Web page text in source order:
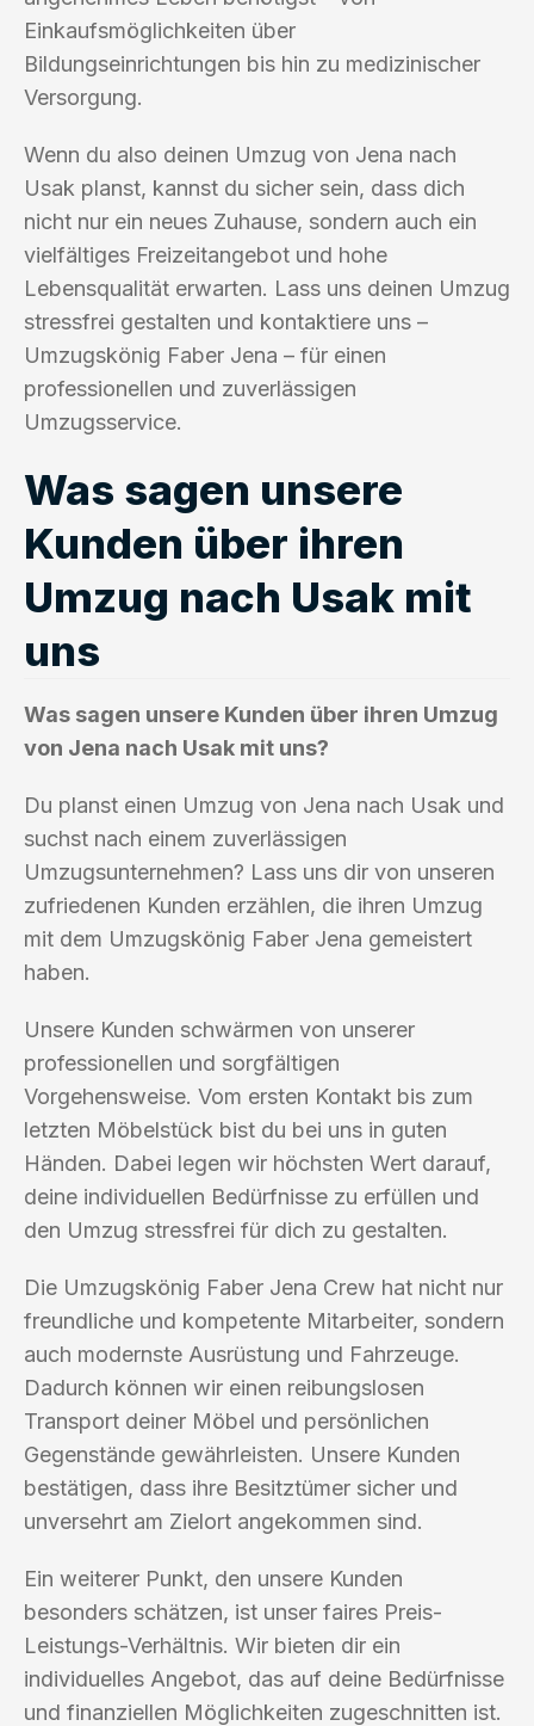
Einkaufsmöglichkeiten über
Bildungseinrichtungen bis hin zu medizinischer
Versorgung.
Wenn du also deinen Umzug von Jena nach
Usak planst, kannst du sicher sein, dass dich
nicht nur ein neues Zuhause, sondern auch ein
vielfältiges Freizeitangebot und hohe
Lebensqualität erwarten. Lass uns deinen Umzug
stressfrei gestalten und kontaktiere uns –
Umzugskönig Faber Jena – für einen
professionellen und zuverlässigen
Umzugsservice.
Was sagen unsere
Kunden über ihren
Umzug nach Usak mit
uns
Was sagen unsere Kunden über ihren Umzug
von Jena nach Usak mit uns?
Du planst einen Umzug von Jena nach Usak und
suchst nach einem zuverlässigen
Umzugsunternehmen? Lass uns dir von unseren
zufriedenen Kunden erzählen, die ihren Umzug
mit dem Umzugskönig Faber Jena gemeistert
haben.
Unsere Kunden schwärmen von unserer
professionellen und sorgfältigen
Vorgehensweise. Vom ersten Kontakt bis zum
letzten Möbelstück bist du bei uns in guten
Händen. Dabei legen wir höchsten Wert darauf,
deine individuellen Bedürfnisse zu erfüllen und
den Umzug stressfrei für dich zu gestalten.
Die Umzugskönig Faber Jena Crew hat nicht nur
freundliche und kompetente Mitarbeiter, sondern
auch modernste Ausrüstung und Fahrzeuge.
Dadurch können wir einen reibungslosen
Transport deiner Möbel und persönlichen
Gegenstände gewährleisten. Unsere Kunden
bestätigen, dass ihre Besitztümer sicher und
unversehrt am Zielort angekommen sind.
Ein weiterer Punkt, den unsere Kunden
besonders schätzen, ist unser faires Preis-
Leistungs-Verhältnis. Wir bieten dir ein
individuelles Angebot, das auf deine Bedürfnisse
und finanziellen Möglichkeiten zugeschnitten ist.